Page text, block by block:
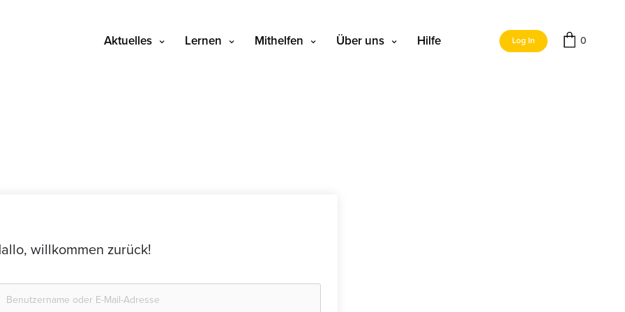
Aktuelles Lernen Mithelfen Über uns Hilfe Log In 0
willkommen zurück!